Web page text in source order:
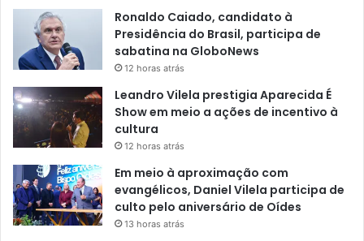
Ronaldo Caiado, candidato à
Presidência do Brasil, participa de
sabatina na GloboNews
12 horas atrás
Leandro Vilela prestigia Aparecida É
Show em meio a ações de incentivo à
cultura
12 horas atrás
Em meio à aproximação com
evangélicos, Daniel Vilela participa de
culto pelo aniversário de Oídes
13 horas atrás